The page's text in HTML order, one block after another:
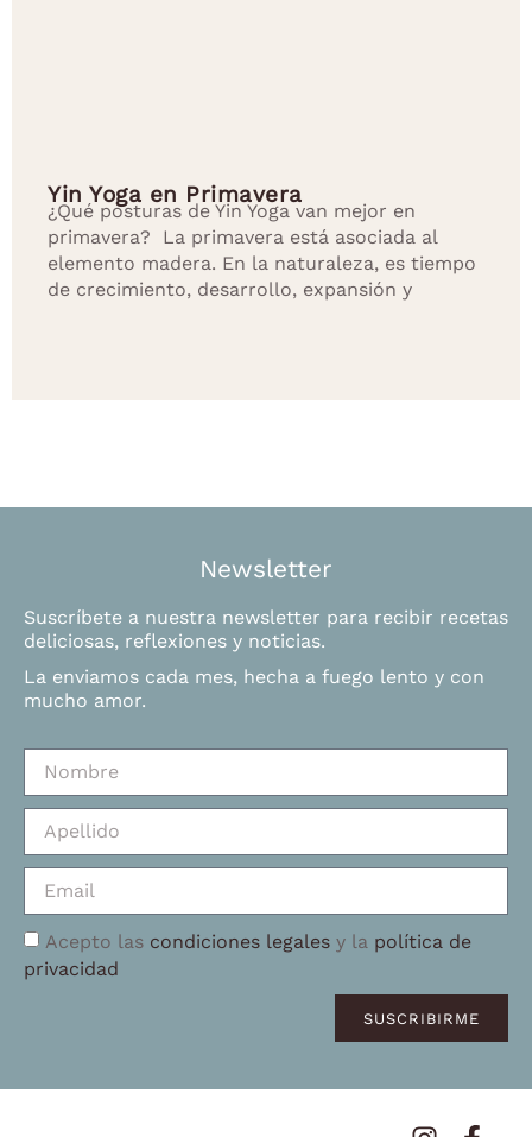
Yin Yoga en Primavera
¿Qué posturas de Yin Yoga van mejor en
primavera? La primavera está asociada al
elemento madera. En la naturaleza, es tiempo
de crecimiento, desarrollo, expansión y
Newsletter
Suscríbete a nuestra newsletter para recibir recetas
deliciosas, reflexiones y noticias.
La enviamos cada mes, hecha a fuego lento y con
mucho amor.
Acepto las condiciones legales y la política de
privacidad
SUSCRIBIRME